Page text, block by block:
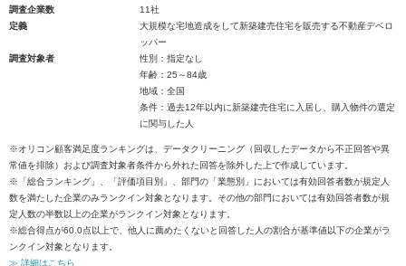
調査企業数
11社
定義
大規模な宅地造成をして新築建売住宅を販売する不動産デベロ
ッパー
調査対象者
性別：指定なし
年齢：25～84歳
地域：全国
条件：過去12年以内に新築建売住宅に入居し、購入物件の選定
に関与した人
※オリコン顧客満足度ランキングは、データクリーニング（回収したデータから不正回答や異
常値を排除）および調査対象者条件から外れた回答を除外した上で作成しています。
※「総合ランキング」、「評価項目別」、部門の「業態別」においては有効回答者数が規定人
数を満たした企業のみランクイン対象となります。その他の部門においては有効回答者数が規
定人数の半数以上の企業がランクイン対象となります。
※総合得点が60.0点以上で、他人に薦めたくないと回答した人の割合が基準値以下の企業がラ
ンクイン対象となります。
≫ 詳細はこちら